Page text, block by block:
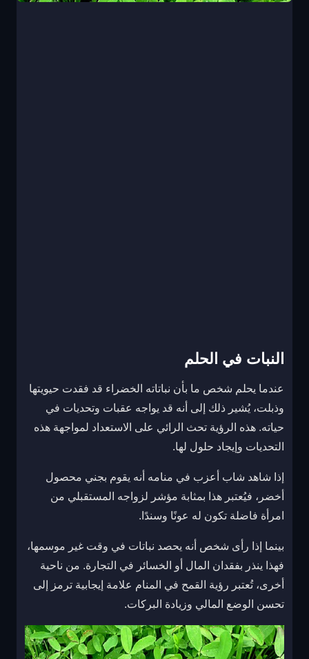
النبات في الحلم
عندما يحلم شخص ما بأن نباتاته الخضراء قد فقدت حيويتها
وذبلت، يُشير ذلك إلى أنه قد يواجه عقبات وتحديات في
حياته. هذه الرؤية تحث الرائي على الاستعداد لمواجهة هذه
التحديات وإيجاد حلول لها.
إذا شاهد شاب أعزب في منامه أنه يقوم بجني محصول
أخضر، فيُعتبر هذا بمثابة مؤشر لزواجه المستقبلي من
امرأة فاضلة تكون له عونًا وسندًا.
بينما إذا رأى شخص أنه يحصد نباتات في وقت غير موسمها،
فهذا ينذر بفقدان المال أو الخسائر في التجارة. من ناحية
أخرى، تُعتبر رؤية القمح في المنام علامة إيجابية ترمز إلى
تحسن الوضع المالي وزيادة البركات.